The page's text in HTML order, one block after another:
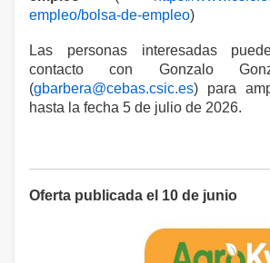
empleo/bolsa-de-empleo)
Las personas interesadas
contacto con Gonzalo
(gbarbera@cebas.csic.es) para
hasta la fecha 5 de julio de 2026.
Oferta publicada el 10 de junio